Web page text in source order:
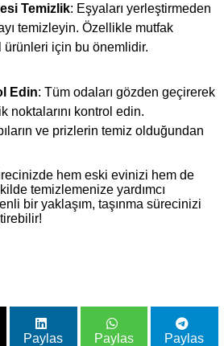
Temizlik: Eşyaları yerleştirmeden
temizleyin. Özellikle mutfak
ürünleri için bu önemlidir.
Edin: Tüm odaları gözden geçirerek
noktalarını kontrol edin.
ve prizlerin temiz olduğundan
hem eski evinizi hem de
temizlemenize yardımcı
bir yaklaşım, taşınma sürecinizi
Paylas Paylas Paylas